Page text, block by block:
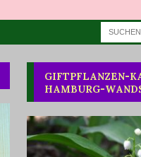
GIFTPFLANZEN-
HAMBURG-